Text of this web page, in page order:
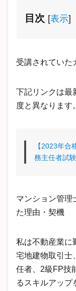
目次 [表示]
受講されていた
下記リンクは最
度と異なります。
【2023年
務主任者試
マンション管理
た理由・契機
私は不動産業に
宅地建物取引士
任者、2級FP技
るスキルアップ